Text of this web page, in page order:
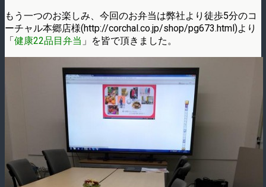
もう一つのお楽しみ、今回のお弁当は弊社より徒歩5分のコ
ーチャル本郷店様(http://corchal.co.jp/shop/pg673.html)より
「健康22品目弁当 」を皆で頂きました。